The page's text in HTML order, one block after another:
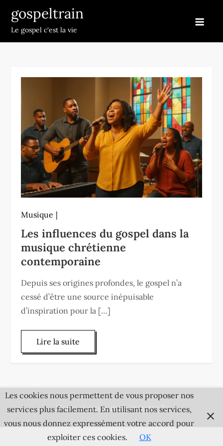
content
gospeltrain
Le gospel c'est la vie
Musique
Les influences du gospel dans la
musique chrétienne
contemporaine
Depuis ses origines profondes, le gospel n’a
cessé d’être une source inépuisable
d’inspiration pour la […]
Lire la suite
Notre sponsor matrompette.fr
Les cookies nous permettent de vous proposer nos
services plus facilement. En utilisant nos services,
vous nous donnez expressément votre accord pour
exploiter ces cookies.
OK